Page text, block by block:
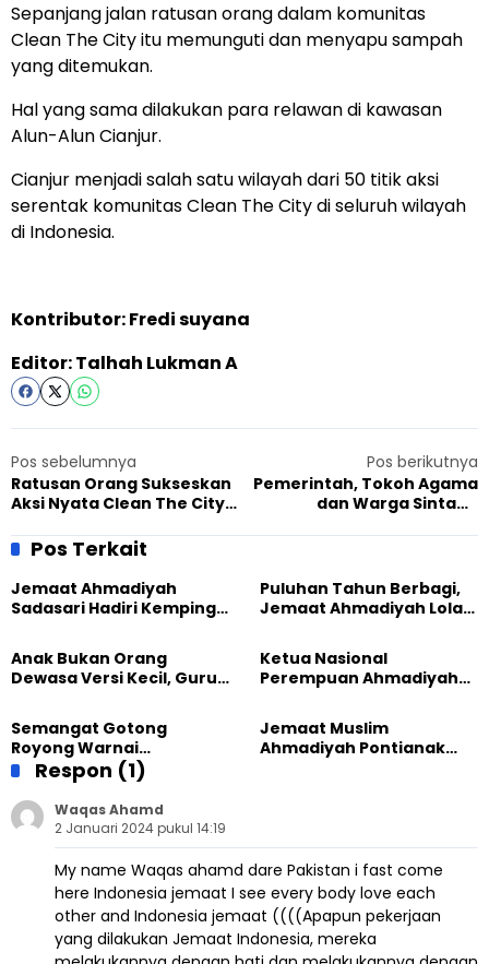
Sepanjang jalan ratusan orang dalam komunitas
Clean The City itu memunguti dan menyapu sampah
yang ditemukan.
Hal yang sama dilakukan para relawan di kawasan
Alun-Alun Cianjur.
Cianjur menjadi salah satu wilayah dari 50 titik aksi
serentak komunitas Clean The City di seluruh wilayah
di Indonesia.
Kontributor: Fredi suyana
Editor: Talhah Lukman A
Pos sebelumnya
Ratusan Orang Sukseskan
Aksi Nyata Clean The City
Pos berikutnya
Pemerintah, Tokoh Agama
dan Warga Sintang
the City di Awal Tahun 2024
Pos Terkait
Jemaat Ahmadiyah
Sadasari Hadiri Kemping
Majalengka
Puluhan Tahun Berbagi,
Jemaat Ahmadiyah Lolak
Sembako kepada Warga
Anak Bukan Orang
Dewasa Versi Kecil, Guru
Pendidikan BERLIAN
Ketua Nasional
Perempuan Ahmadiyah
Besar Universitas
Terbuka
Semangat Gotong
Royong Warnai
Pembangunan Kembali
Masjid di Jemaat
Ahmadiyah Sukapura
Jemaat Muslim
Ahmadiyah Pontianak
Respon (1)
Waqas Ahamd
2 Januari 2024 pukul 14:19
My name Waqas ahamd dare Pakistan i fast come
here Indonesia jemaat I see every body love each
other and Indonesia jemaat ((((Apapun pekerjaan
yang dilakukan Jemaat Indonesia, mereka